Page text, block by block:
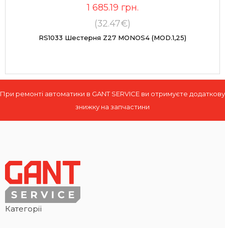
1 685.19 грн.
(32.47€)
RS1033 Шестерня Z27 MONOS4 (MOD.1,25)
При ремонті автоматики в GANT SERVICE ви отримуєте додаткову
знижку на запчастини
Категорії